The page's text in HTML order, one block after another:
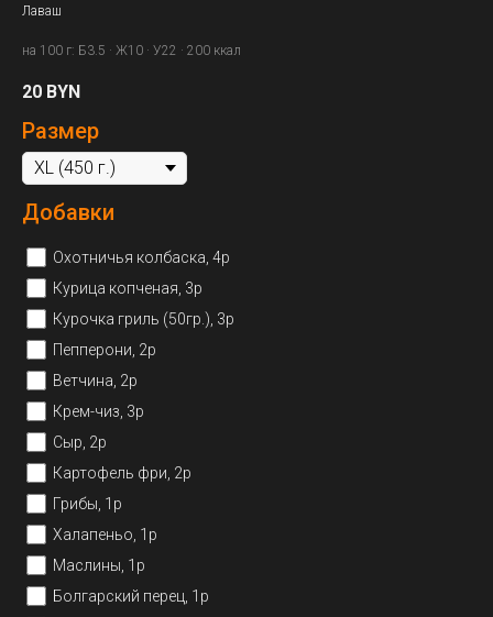
Лаваш
на 100 г: Б3.5 · Ж10 · У22 · 200 ккал
20 BYN
Размер
Добавки
Охотничья колбаска, 4р
Курица копченая, 3р
Курочка гриль (50гр.), 3р
Пепперони, 2р
Ветчина, 2р
Крем-чиз, 3р
Сыр, 2р
Картофель фри, 2р
Грибы, 1р
Халапеньо, 1р
Маслины, 1р
Болгарский перец, 1р